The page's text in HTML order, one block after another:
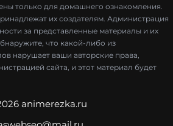
только для домашнего ознакомления.
их создателям. Администрация
за представленные материалы и их
что какой-либо из
нарушает ваши авторские права,
сайта, и этот материал будет
animerezka.ru